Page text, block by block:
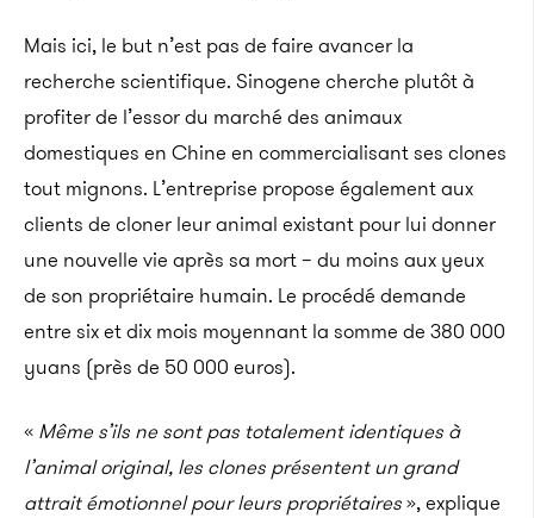
Mais ici, le but n’est pas de faire avancer la
recherche scientifique. Sinogene cherche plutôt à
profiter de l’essor du marché des animaux
domestiques en Chine en commercialisant ses clones
tout mignons. L’entreprise propose également aux
clients de cloner leur animal existant pour lui donner
une nouvelle vie après sa mort – du moins aux yeux
de son propriétaire humain. Le procédé demande
entre six et dix mois moyennant la somme de 380 000
yuans (près de 50 000 euros).
« Même s’ils ne sont pas totalement identiques à
l’animal original, les clones présentent un grand
attrait émotionnel pour leurs propriétaires», explique